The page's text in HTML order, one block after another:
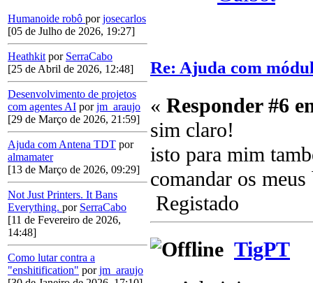
Humanoide robô porjosecarlos
[05 de Julho de 2026, 19:27]
Heathkit por SerraCabo
[25 de Abril de 2026, 12:48]
Desenvolvimento de projetos
com agentes AI porjm_araujo
[29 de Março de 2026, 21:59]
Ajuda com Antena TDT por
almamater
[13 de Março de 2026, 09:29]
Not Just Printers. It Bans
Everything. por SerraCabo
[11 de Fevereiro de 2026,
14:48]
Como lutar contra a
"enshitification" porjm_araujo
Re: Ajuda com
« Responder #6
sim claro!
isto para mim
comandar os
Registado
TigPT